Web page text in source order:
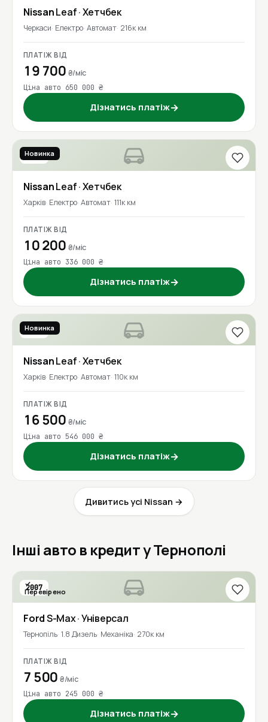
NissanLeaf· Хетчбек
Черкаси Електро Автомат 216к км
ПЛАТІЖ ВІД
19 700 ₴/міс
Ціна авто 650 000 ₴
Дізнатись платіж→
2016
Новинка
NissanLeaf· Хетчбек
Харків Електро Автомат 111к км
ПЛАТІЖ ВІД
10 200 ₴/міс
Ціна авто 336 000 ₴
Дізнатись платіж→
2019
Новинка
NissanLeaf· Хетчбек
Харків Електро Автомат 110к км
ПЛАТІЖ ВІД
16 500 ₴/міс
Ціна авто 546 000 ₴
Дізнатись платіж→
Дивитись усі Nissan →
Інші авто в кредит у Тернополі
2007
Перевірено
FordS-Max· Універсал
Тернопіль 1.8 Дизель Механіка 270к км
ПЛАТІЖ ВІД
7 500₴/міс
Ціна авто 245 000 ₴
Дізнатись платіж→